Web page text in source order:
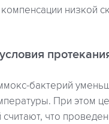
низкой
бактерий
При этом
считают, что